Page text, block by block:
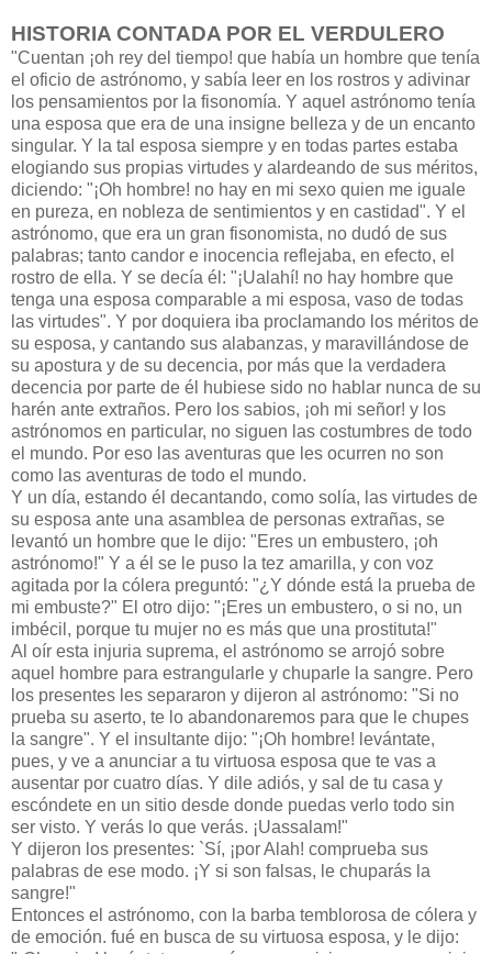
HISTORIA CONTADA POR EL VERDULERO
"Cuentan ¡oh rey del tiempo! que había un hombre que tenía
el oficio de astrónomo, y sabía leer en los rostros y adivinar
los pensamientos por la fisonomía. Y aquel astrónomo tenía
una esposa que era de una insigne belleza y de un encanto
singular. Y la tal esposa siempre y en todas partes estaba
elogiando sus propias virtudes y alardeando de sus méritos,
diciendo: "¡Oh hombre! no hay en mi sexo quien me iguale
en pureza, en nobleza de sentimientos y en castidad". Y el
astrónomo, que era un gran fisonomista, no dudó de sus
palabras; tanto candor e inocencia reflejaba, en efecto, el
rostro de ella. Y se decía él: "¡Ualahí! no hay hombre que
tenga una esposa comparable a mi esposa, vaso de todas
las virtudes". Y por doquiera iba proclamando los méritos de
su esposa, y cantando sus alabanzas, y maravillándose de
su apostura y de su decencia, por más que la verdadera
decencia por parte de él hubiese sido no hablar nunca de su
harén ante extraños. Pero los sabios, ¡oh mi señor! y los
astrónomos en particular, no siguen las costumbres de todo
el mundo. Por eso las aventuras que les ocurren no son
como las aventuras de todo el mundo.
Y un día, estando él decantando, como solía, las virtudes de
su esposa ante una asamblea de personas extrañas, se
levantó un hombre que le dijo: "Eres un embustero, ¡oh
astrónomo!" Y a él se le puso la tez amarilla, y con voz
agitada por la cólera preguntó: "¿Y dónde está la prueba de
mi embuste?" El otro dijo: "¡Eres un embustero, o si no, un
imbécil, porque tu mujer no es más que una prostituta!"
Al oír esta injuria suprema, el astrónomo se arrojó sobre
aquel hombre para estrangularle y chuparle la sangre. Pero
los presentes les separaron y dijeron al astrónomo: "Si no
prueba su aserto, te lo abandonaremos para que le chupes
la sangre". Y el insultante dijo: "¡Oh hombre! levántate,
pues, y ve a anunciar a tu virtuosa esposa que te vas a
ausentar por cuatro días. Y dile adiós, y sal de tu casa y
escóndete en un sitio desde donde puedas verlo todo sin
ser visto. Y verás lo que verás. ¡Uassalam!"
Y dijeron los presentes: `Sí, ¡por Alah! comprueba sus
palabras de ese modo. ¡Y si son falsas, le chuparás la
sangre!"
Entonces el astrónomo, con la barba temblorosa de cólera y
de emoción. fué en busca de su virtuosa esposa, y le dijo: